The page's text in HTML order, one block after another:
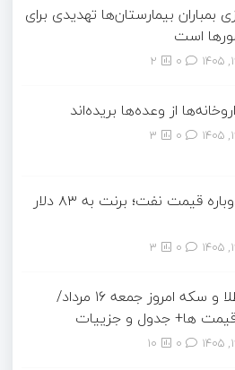
بمباران بیمارستان‌ها تهدیدی برای
است
2
از وعده‌ها بریده‌اند
3
جهش دوباره قیمت نفت؛ برنت به ۸۳ دلار
3
قیمت طلا و سکه امروز جمعه ۱۶ مرداد/
ها+ جدول و جزییات
10